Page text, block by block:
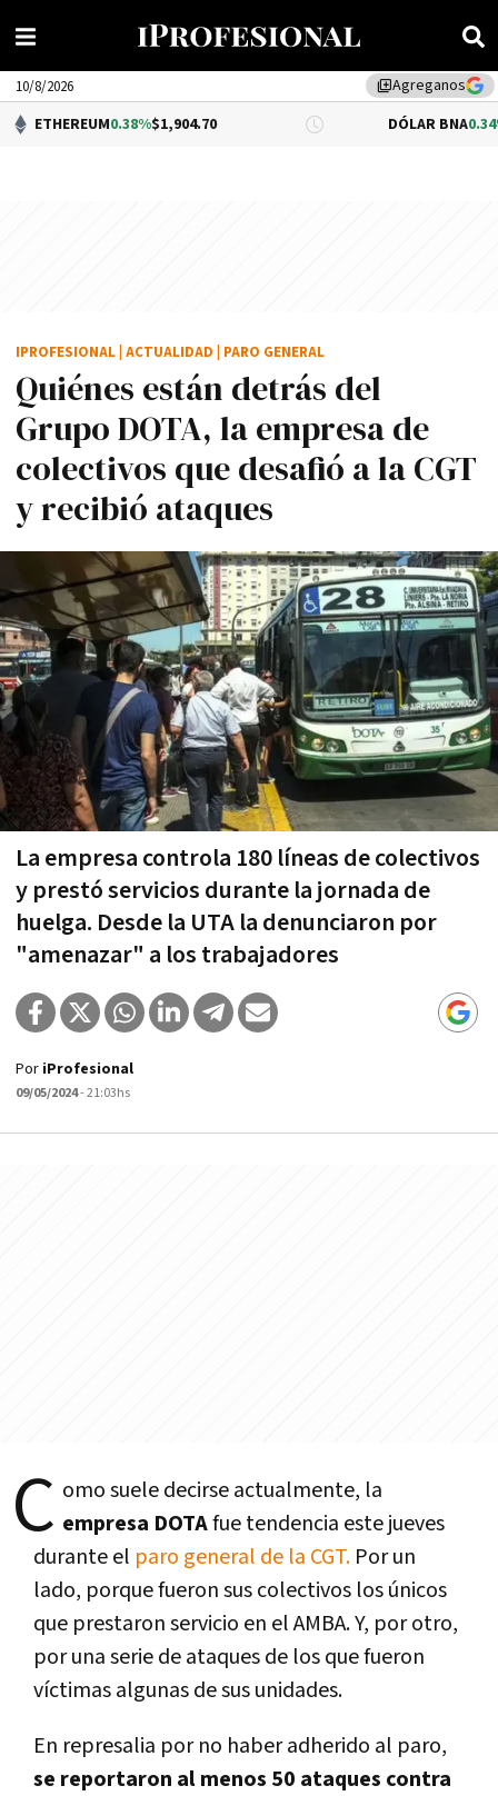
library_addAgreganos
10/8/2026
0.38%$1,904.70 DÓLAR BNA 0.34%$1,520.00
Quiénes están detrás del
Grupo DOTA, la empresa de
colectivos que desafió a la CGT
y recibió ataques
La empresa controla 180 líneas de colectivos
y prestó servicios durante la jornada de
huelga. Desde la UTA la denunciaron por
"amenazar" a los trabajadores
IPROFESIONAL ACTUALIDAD PARO GENERAL
Por iProfesional
09/05/2024- 21:03hs
C omo suele decirse actualmente, la
empresa DOTAfue tendencia este jueves
durante el paro general de la CGT. Por un
lado, porque fueron sus colectivos los únicos
que prestaron servicio en el AMBA. Y, por otro,
por una serie de ataques de los que fueron
víctimas algunas de sus unidades.
En represalia por no haber adherido al paro,
se reportaron al menos 50 ataques contra